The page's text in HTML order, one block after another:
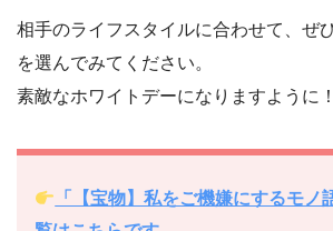
相手のライフスタイルに合わせて、ぜ
を選んでみてください。
素敵なホワイトデーになりますように！
「【宝物】私をご機嫌にするモノ